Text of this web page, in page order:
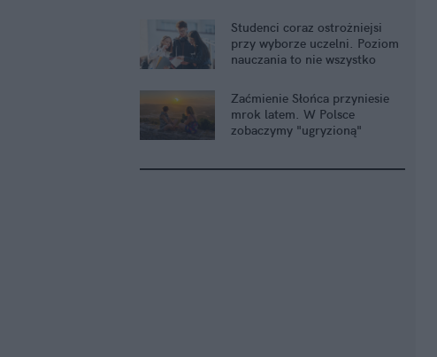
Studenci coraz ostrożniejsi
przy wyborze uczelni. Poziom
nauczania to nie wszystko
Zaćmienie Słońca przyniesie
mrok latem. W Polsce
zobaczymy "ugryzioną"